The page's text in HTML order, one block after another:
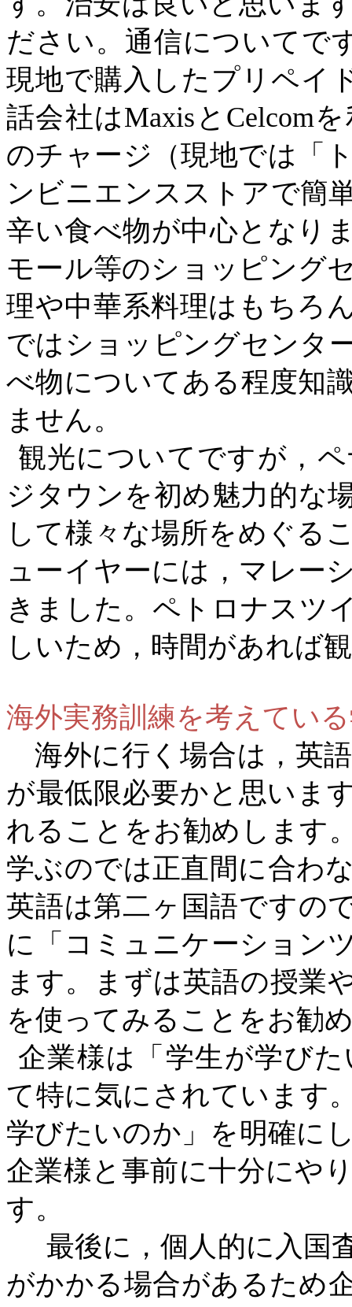
ださい。通信についてで
現地で購入したプリペイ
話会社はMaxis と Celcom
のチャージ（現地では「
ンビニエンスストアで簡
辛い食べ物が中心となり
モール等のショッピング
理や中華系料理はもちろ
ではショッピングセンタ
べ物についてある程度知
ません。
観光についてですが，
ジタウンを初め魅力的な
して様々な場所をめぐる
ューイヤーには，マレー
きました。ペトロナスツ
しいため，時間があれば
海外実務訓練を考えてい
海外に行く場合は，英
が最低限必要かと思いま
れることをお勧めします
学ぶのでは正直間に合わ
英語は第二ヶ国語ですの
に「コミュニケーション
ます。まずは英語の授業
を使ってみることをお勧
企業様は「学生が学び
て特に気にされています
学びたいのか」を明確に
企業様と事前に十分にや
す。
最後に，個人的に入国
がかかる場合があるため